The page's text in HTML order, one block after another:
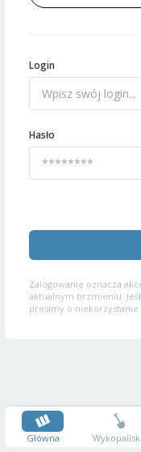
Login
Hasło
Zalogowanie oznacza
aktualnym brzmieniu.
prosimy o niekorzystanie
Główna